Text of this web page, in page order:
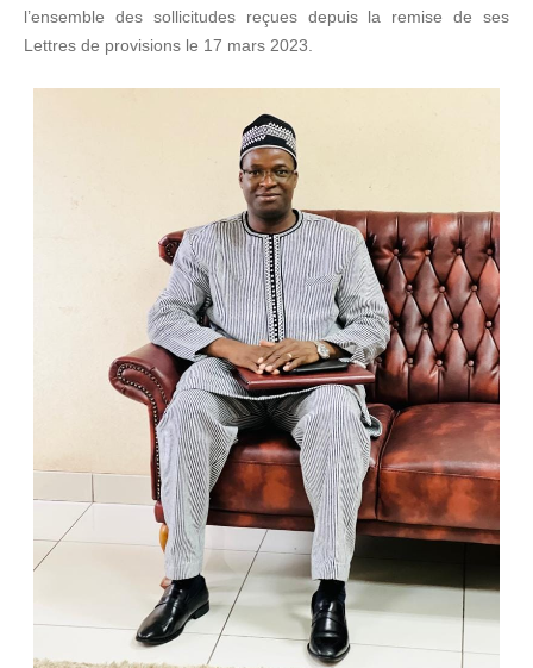
l’ensemble des sollicitudes reçues depuis la remise de ses
Lettres de provisions le 17 mars 2023.